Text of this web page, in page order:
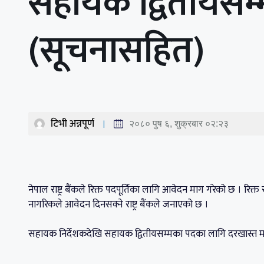
(सूचनासहित)
टिभी अन्नपूर्ण २०८० पुष ६, शुक्रबार ०२:२३
नेपाल राष्ट्र बैंकले रिक्त पदपूर्तिका लागि आवेदन माग गरेको छ । रिक्त
नागरिकले आवेदन दिनसक्ने राष्ट्र बैंकले जनाएको छ ।
सहायक निर्देशकदेखि सहायक द्वितीयसम्मका पदका लागि